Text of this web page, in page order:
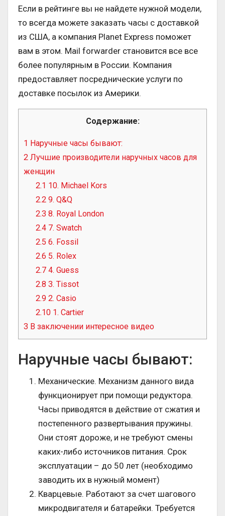
Если в рейтинге вы не найдете нужной модели,
то всегда можете заказать часы с доставкой
из США, а компания Planet Express поможет
вам в этом. Mail forwarder становится все все
более популярным в России. Компания
предоставляет посреднические услуги по
доставке посылок из Америки.
Содержание:
1 Наручные часы бывают:
2 Лучшие производители наручных часов для
женщин
2.1 10. Michael Kors
2.2 9. Q&Q
2.3 8. Royal London
2.4 7. Swatch
2.5 6. Fossil
2.6 5. Rolex
2.7 4. Guess
2.8 3. Tissot
2.9 2. Casio
2.10 1. Cartier
3 В заключении интересное видео
Наручные часы бывают:
Механические. Механизм данного вида
функционирует при помощи редуктора.
Часы приводятся в действие от сжатия и
постепенного развертывания пружины.
Они стоят дороже, и не требуют смены
каких-либо источников питания. Срок
эксплуатации – до 50 лет (необходимо
заводить их в нужный момент)
Кварцевые. Работают за счет шагового
микродвигателя и батарейки. Требуется